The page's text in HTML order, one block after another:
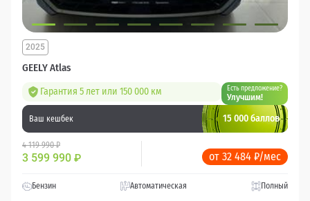
GEELY Atlas
2025
Гарантия 5 лет или 150 000 км Есть предложение?
Улучшим!
Ваш кешбек 15 000 баллов
4 119 990 ₽
3 599 990 ₽ от 32 484 ₽/мес
Бензин Автоматическая Полный